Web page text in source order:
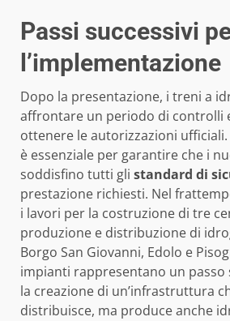
Passi successivi
l’implementazione
Dopo la presentazione, i treni a
affrontare un periodo di controlli
ottenere le autorizzazioni
è essenziale per garantire che i
soddisfino tutti gli standard di
prestazione richiesti. Nel
i lavori per la costruzione di tre
produzione e distribuzione di
Borgo San Giovanni, Edolo e
impianti rappresentano un passo
la creazione di un’infrastruttura
distribuisce, ma produce anche